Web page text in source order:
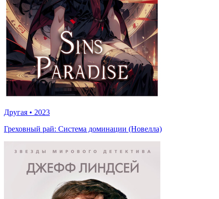
Другая • 2023
Греховный рай: Система доминации (Новелла)